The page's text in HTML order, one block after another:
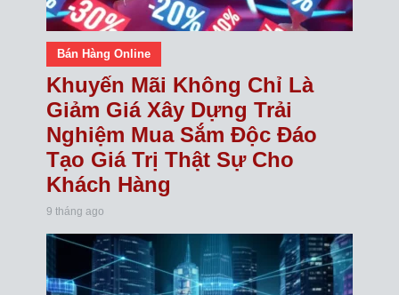
Bán Hàng Online
Khuyến Mãi Không Chỉ Là
Giảm Giá Xây Dựng Trải
Nghiệm Mua Sắm Độc Đáo
Tạo Giá Trị Thật Sự Cho
Khách Hàng
9 tháng ago